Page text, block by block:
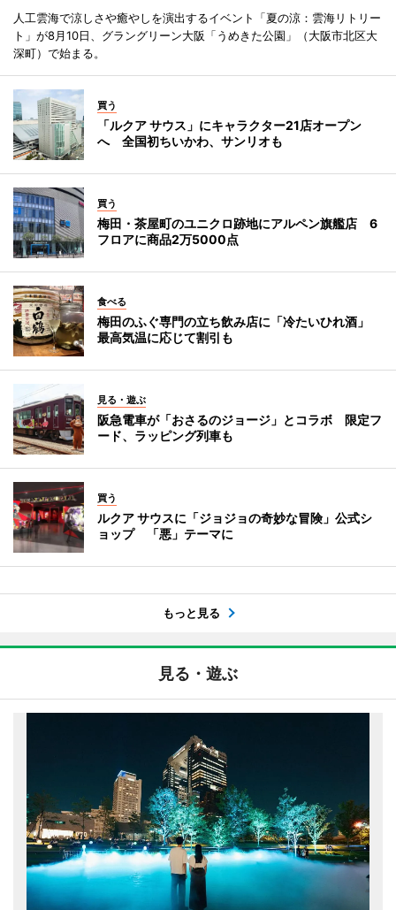
人工雲海で涼しさや癒やしを演出するイベント「夏の涼：雲海リトリー
ト」が8月10日、グラングリーン大阪「うめきた公園」（大阪市北区大
深町）で始まる。
買う
「ルクア サウス」にキャラクター21店オープン
へ 全国初ちいかわ、サンリオも
買う
梅田・茶屋町のユニクロ跡地にアルペン旗艦店 6
フロアに商品2万5000点
食べる
梅田のふぐ専門の立ち飲み店に「冷たいひれ酒」
最高気温に応じて割引も
見る・遊ぶ
阪急電車が「おさるのジョージ」とコラボ 限定フ
ード、ラッピング列車も
買う
ルクア サウスに「ジョジョの奇妙な冒険」公式シ
ョップ 「悪」テーマに
もっと見る
見る・遊ぶ